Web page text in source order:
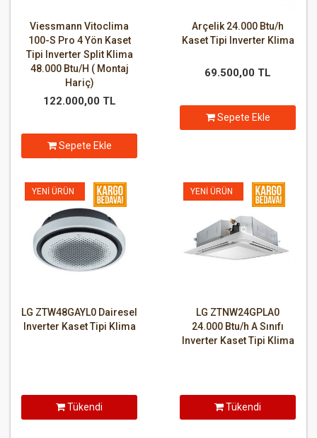
Viessmann Vitoclima
100-S Pro 4 Yön Kaset
Tipi Inverter Split Klima
48.000 Btu/H ( Montaj
Hariç)
122.000,00 TL
Sepete Ekle
Arçelik 24.000 Btu/h
Kaset Tipi Inverter Klima
69.500,00 TL
Sepete Ekle
LG ZTW48GAYL0 Dairesel
Inverter Kaset Tipi Klima
YENI ÜRÜN
Tükendi
LG ZTNW24GPLA0
24.000 Btu/h A Sınıfı
Inverter Kaset Tipi Klima
YENI ÜRÜN
Tükendi